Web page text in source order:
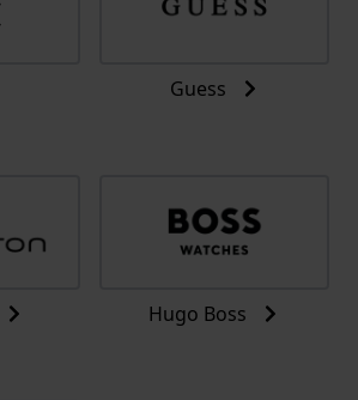
Guess
Hugo Boss